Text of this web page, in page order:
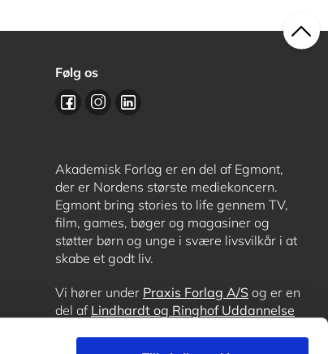
Følg os
Akademisk Forlag er en del af Egmont,
der er Nordens største mediekoncern.
Egmont bring stories to life gennem TV,
film, games, bøger og magasiner og
støtter børn og unge i svære livsvilkår i at
skabe et godt liv.
Vi hører under Praxis Forlag A/S og er en
del af Lindhardt og Ringhof Uddannelse